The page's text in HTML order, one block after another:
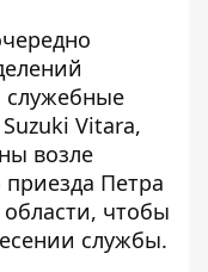
служебные
Vitara,
возле
Петра
чтобы
службы.